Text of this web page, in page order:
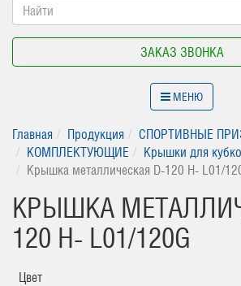
ЗАКАЗ ЗВОНКА
МЕНЮ
Главная Продукция
СПОРТИВНЫЕ
КОМПЛЕКТУЮЩИЕ
Крышки для
Крышка металлическая D-120 H- L01/
КРЫШКА
120 H- L01/120G
Цвет